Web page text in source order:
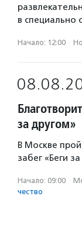
в специально
Начало: 12:00 ·
за другом»
В Москве
забег «Беги
Начало: 09:00 ·
чест­во